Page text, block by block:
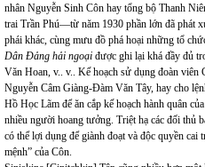
nhân Nguyễn Sinh Côn hay tổng bộ Thanh
trai Trần Phú—từ năm 1930 phần lớn đã phát
phái khác, cùng mưu đồ phá hoại những tổ
Dân Đảng hải ngoại được ghi lại khá đầy đủ
Văn Hoan, v.. v.. Kế hoạch sử dụng đoàn viên
Nguyễn Câm Giàng-Đàm Văn Tây, hay cho
Hồ Học Lãm để ăn cắp kế hoạch hành quân
nhiều người hoang tưởng. Triệt hạ các đối thủ
có thể lợi dụng để giành đoạt và độc quyền
mệnh” của Côn.